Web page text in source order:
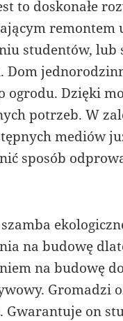
to doskonałe
studentów, lub
Dom
ogrodu. Dzięki
potrzeb. W
mediów
sposób
na budowę
na budowę
Gromadzi
Gwarantuje on